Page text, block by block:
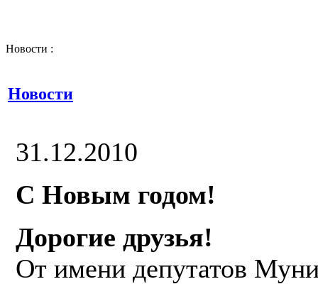
Новости :
Новости
31.12.2010
C Новым годом!
Дорогие друзья!
От имени депутатов